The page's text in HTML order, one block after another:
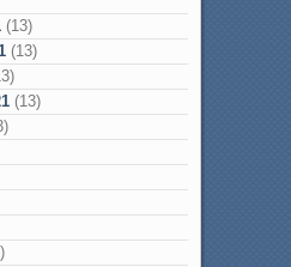
(13)
(13)
(13)